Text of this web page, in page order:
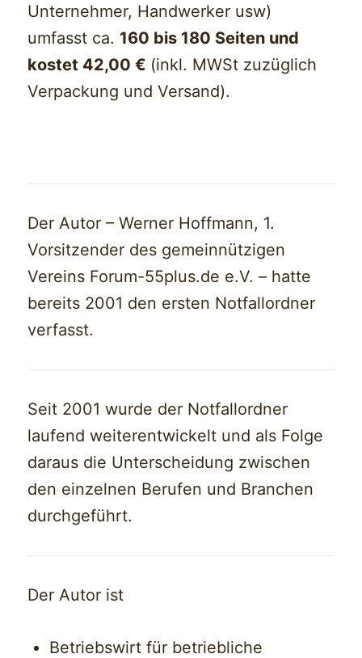
Unternehmer, Handwerker usw)
umfasst ca. 160 bis 180 Seiten und
kostet 42,00 € (inkl. MWSt zuzüglich
Verpackung und Versand).
Der Autor – Werner Hoffmann, 1.
Vorsitzender des gemeinnützigen
Vereins Forum-55plus.de e.V. – hatte
bereits 2001 den ersten Notfallordner
verfasst.
Seit 2001 wurde der Notfallordner
laufend weiterentwickelt und als Folge
daraus die Unterscheidung zwischen
den einzelnen Berufen und Branchen
durchgeführt.
Der Autor ist
Betriebswirt für betriebliche